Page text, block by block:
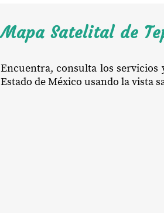
Mapa Satelital de
Encuentra, consulta los servicios
Estado de México usando la vista